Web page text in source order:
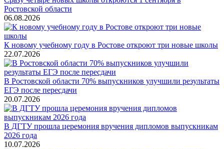
Ростовской области
06.08.2026
К новому учебному году в Ростове откроют три новые школы
22.07.2026
В Ростовской области 70% выпускников улучшили результаты
ЕГЭ после пересдачи
20.07.2026
В ДГТУ прошла церемония вручения дипломов выпускникам
2026 года
10.07.2026